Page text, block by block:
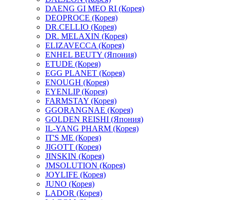
DAENG GI MEO RI (Корея)
DEOPROCE (Корея)
DR.CELLIO (Корея)
DR. MELAXIN (Корея)
ELIZAVECCA (Корея)
ENHEL BEUTY (Япония)
ETUDE (Корея)
EGG PLANET (Корея)
ENOUGH (Корея)
EYENLIP (Корея)
FARMSTAY (Корея)
GGORANGNAE (Корея)
GOLDEN REISHI (Япония)
IL-YANG PHARM (Корея)
IT'S ME (Корея)
JIGOTT (Корея)
JINSKIN (Корея)
JMSOLUTION (Корея)
JOYLIFE (Корея)
JUNO (Корея)
LADOR (Корея)